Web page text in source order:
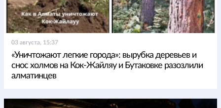
03 августа, 15:37
«Уничтожают легкие города»: вырубка деревьев и
снос холмов на Кок-Жайляу и Бутаковке разозлили
алматинцев